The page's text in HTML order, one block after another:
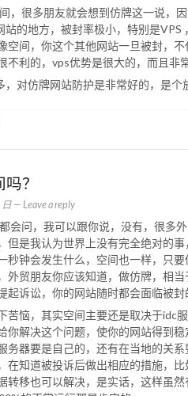
，很多朋友就会想到仿牌这一说，
的地方，被封率极小，特别是VPS
空间，你这个其他网站一旦被封，
不利的，vps优势是很大的，而且非
，对仿牌网站防护是非常好的，是个
？
日— Leave a reply
会问，我可以跟你说，没有，很多
但是我认为世界上没有完全绝对的
秒钟会发生什么，空间也一样，只
外贸朋友你应该知道，做仿牌，相
起诉讼，你的网站随时都会面临被封
苦恼，其实空间主要还是取决于idc
你解决这个问题，使你的网站得到
务器要是自己的，还有在当地的关
在知道被投诉后做出相应的措施，
转移也可以解决，是实话，这样虽